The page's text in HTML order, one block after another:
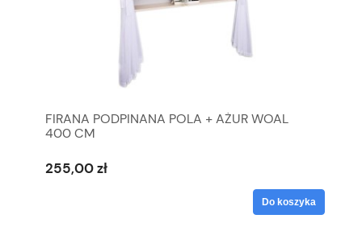
FIRANA PODPINANA POLA + AŻUR WOAL
400 CM
255,00 zł
Do koszyka